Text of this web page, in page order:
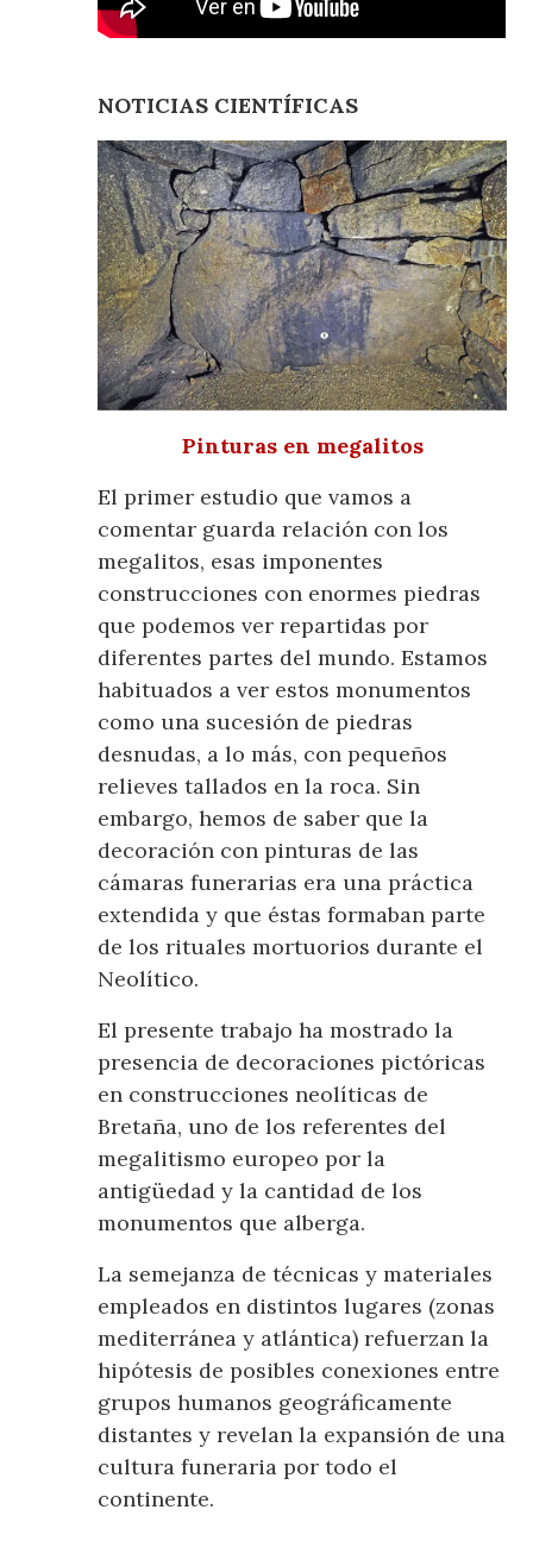
NOTICIAS CIENTÍFICAS
Pinturas en megalitos
El primer estudio que vamos a
comentar guarda relación con los
megalitos, esas imponentes
construcciones con enormes piedras
que podemos ver repartidas por
diferentes partes del mundo. Estamos
habituados a ver estos monumentos
como una sucesión de piedras
desnudas, a lo más, con pequeños
relieves tallados en la roca. Sin
embargo, hemos de saber que la
decoración con pinturas de las
cámaras funerarias era una práctica
extendida y que éstas formaban parte
de los rituales mortuorios durante el
Neolítico.
El presente trabajo ha mostrado la
presencia de decoraciones pictóricas
en construcciones neolíticas de
Bretaña, uno de los referentes del
megalitismo europeo por la
antigüedad y la cantidad de los
monumentos que alberga.
La semejanza de técnicas y materiales
empleados en distintos lugares (zonas
mediterránea y atlántica) refuerzan la
hipótesis de posibles conexiones entre
grupos humanos geográficamente
distantes y revelan la expansión de una
cultura funeraria por todo el
continente.